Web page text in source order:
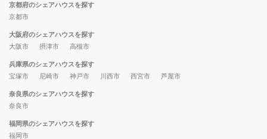
京都府のシェアハウスを探す
京都市
大阪府のシェアハウスを探す
大阪市
摂津市 高槻市
兵庫県のシェアハウスを探す
宝塚市
尼崎市 神戸市 川西市 西宮市 芦屋市
奈良県のシェアハウスを探す
奈良市
福岡県のシェアハウスを探す
福岡市